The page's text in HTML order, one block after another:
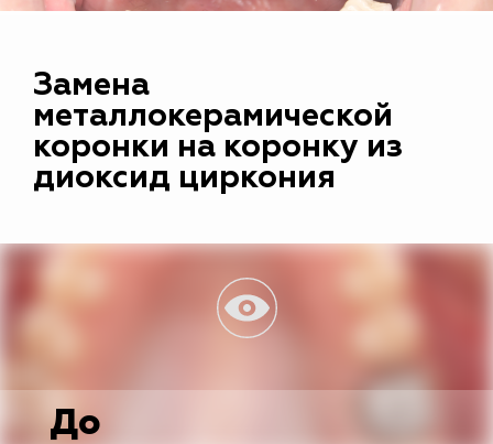
Замена
металлокерамической
коронки на коронку из
диоксид циркония
До